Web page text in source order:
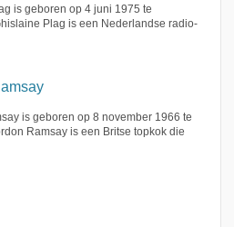
is geboren op 4 juni 1975 te
Plag is een Nederlandse radio-
is geboren op 8 november 1966 te
Ramsay is een Britse topkok die